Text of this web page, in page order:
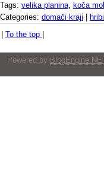
Tags: velika planina, koča
Categories: domači kraji
hribi
To the top
Powered by